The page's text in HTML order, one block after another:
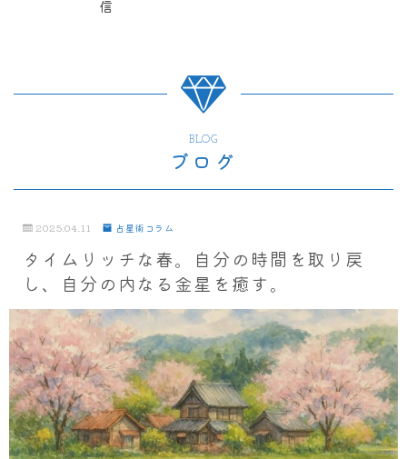
信
BLOG
ブログ
2025.04.11 占星術コラム
タイムリッチな春。自分の時間を取り戻
し、自分の内なる金星を癒す。